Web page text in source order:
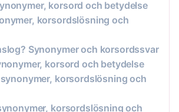
korsord och betydelse
korsordslösning och
Synonymer och korsordssvar
korsord och betydelse
korsordslösning och
korsordslösning och